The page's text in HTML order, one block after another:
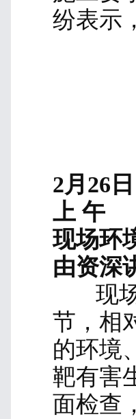
白蚁防治
由资深
白蚁包
广，多
有群
的纤维
材、干
白蚁的
只，最